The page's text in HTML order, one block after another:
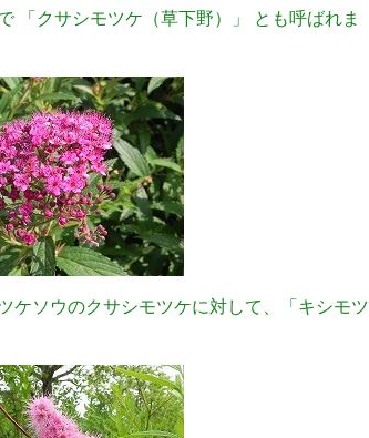
「クサシモツケ（草下野）」 とも呼ばれま
ソウのクサシモツケに対して、「キシモツ